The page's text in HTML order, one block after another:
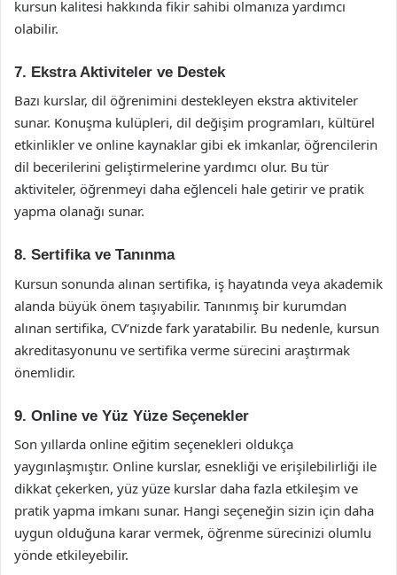
kursun kalitesi hakkında fikir sahibi olmanıza yardımcı
olabilir.
7. Ekstra Aktiviteler ve Destek
Bazı kurslar, dil öğrenimini destekleyen ekstra aktiviteler
sunar. Konuşma kulüpleri, dil değişim programları, kültürel
etkinlikler ve online kaynaklar gibi ek imkanlar, öğrencilerin
dil becerilerini geliştirmelerine yardımcı olur. Bu tür
aktiviteler, öğrenmeyi daha eğlenceli hale getirir ve pratik
yapma olanağı sunar.
8. Sertifika ve Tanınma
Kursun sonunda alınan sertifika, iş hayatında veya akademik
alanda büyük önem taşıyabilir. Tanınmış bir kurumdan
alınan sertifika, CV’nizde fark yaratabilir. Bu nedenle, kursun
akreditasyonunu ve sertifika verme sürecini araştırmak
önemlidir.
9. Online ve Yüz Yüze Seçenekler
Son yıllarda online eğitim seçenekleri oldukça
yaygınlaşmıştır. Online kurslar, esnekliği ve erişilebilirliği ile
dikkat çekerken, yüz yüze kurslar daha fazla etkileşim ve
pratik yapma imkanı sunar. Hangi seçeneğin sizin için daha
uygun olduğuna karar vermek, öğrenme sürecinizi olumlu
yönde etkileyebilir.